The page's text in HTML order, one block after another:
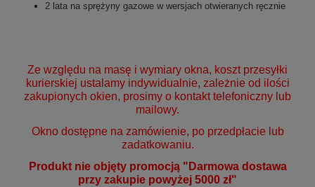
2 lata na sprężyny gazowe w wersjach otwieranych ręcznie
Ze względu na masę i wymiary okna, koszt przesyłki
kurierskiej ustalamy indywidualnie, zależnie od ilości
zakupionych okien, prosimy o kontakt telefoniczny lub
mailowy.
Okno dostępne na zamówienie, po przedpłacie lub
zadatkowaniu.
Produkt nie objęty promocją "Darmowa dostawa
przy zakupie powyżej 5000 zł"